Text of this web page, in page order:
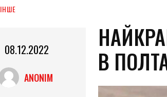
ІНШЕ
08.12.2022
ANONIM
В